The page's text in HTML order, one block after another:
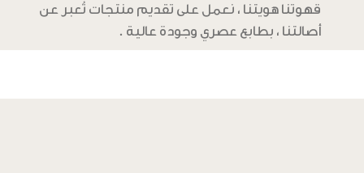
قهوتنا هويتنا ، نعمل على تقديم منتجات تُعبر عن
أصالتنا ، بطابع عصري وجودة عالية .